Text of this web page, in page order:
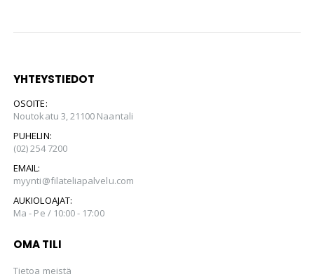
YHTEYSTIEDOT
OSOITE:
Noutokatu 3, 21100 Naantali
PUHELIN:
(02) 254 7200
EMAIL:
myynti@filateliapalvelu.com
AUKIOLOAJAT:
Ma - Pe / 10:00 - 17:00
OMA TILI
Tietoa meistä